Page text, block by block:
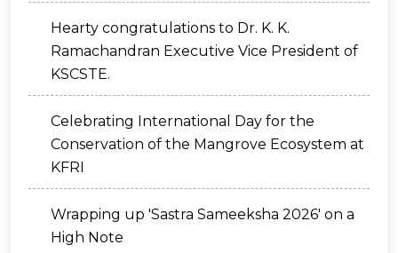
Hearty congratulations to Dr. K. K.
Ramachandran Executive Vice President of
KSCSTE.
Celebrating International Day for the
Conservation of the Mangrove Ecosystem at
KFRI
Wrapping up 'Sastra Sameeksha 2026' on a
High Note